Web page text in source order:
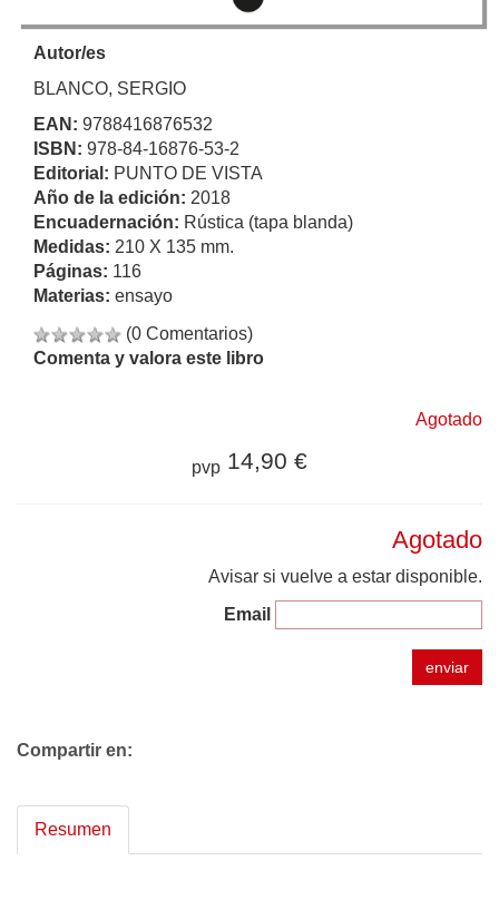
Autor/es
BLANCO, SERGIO
EAN: 9788416876532
ISBN: 978-84-16876-53-2
Editorial: PUNTO DE VISTA
Año de la edición: 2018
Encuadernación: Rústica (tapa blanda)
Medidas: 210 X 135 mm.
Páginas: 116
Materias: ensayo
(0 Comentarios)
Comenta y valora este libro
Agotado
pvp 14,90 €
Agotado
Avisar si vuelve a estar disponible.
Email
enviar
Compartir en:
Resumen